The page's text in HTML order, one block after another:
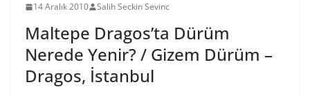
14 Aralık 2010 Salih Seckin Sevinc
Maltepe Dragos’ta Dürüm
Nerede Yenir? / Gizem Dürüm –
Dragos, İstanbul